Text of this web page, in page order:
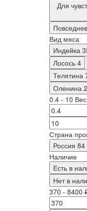
Для
Вид мяса
Индейка
Лосось 4
Телятина
Оленина 2
0.4 - 10 Вес
Страна
Россия 84
Наличие
Есть в
Нет в
370 - 8400